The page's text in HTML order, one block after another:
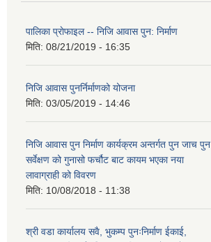
पालिका प्राेफाइल -- निजि आवास पुन: निर्माण
मिति: 08/21/2019 - 16:35
निजि आवास पुनर्निर्माणको योजना
मिति: 03/05/2019 - 14:46
निजि आवास पुन निर्माण कार्यक्रम अन्तर्गत पुन जाच पुन
सर्वेक्षण को गुनासो फर्चौट बाट कायम भएका नया
लावाग्राही को विवरण
मिति: 10/08/2018 - 11:38
श्री वडा कार्यालय सवै, भुकम्प पुनःनिर्माण ईकाई,